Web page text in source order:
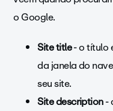
o Google.
Site title- o título
da janela do
seu site.
Site description-